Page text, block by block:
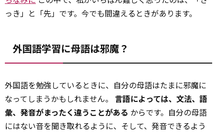
っき」と「先」です。今でも間違えるときがあります。
外国語学習に母語は邪魔？
外国語を勉強しているときに、自分の母語はたまに邪魔に
なってしまうかもしれません。 言語によっては、文法、語
彙、発音がまったく違うことがある からです。自分の母語
にはない音を聞き取れるように、そして、発音できるよう